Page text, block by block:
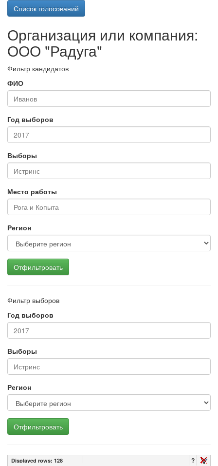
Список голосований
Организация или компания:
ООО "Радуга"
Фильтр кандидатов
ФИО
Год выборов
Выборы
Место работы
Регион
Отфильтровать
Фильтр выборов
Год выборов
Выборы
Регион
Отфильтровать
Displayed rows: 128 ?